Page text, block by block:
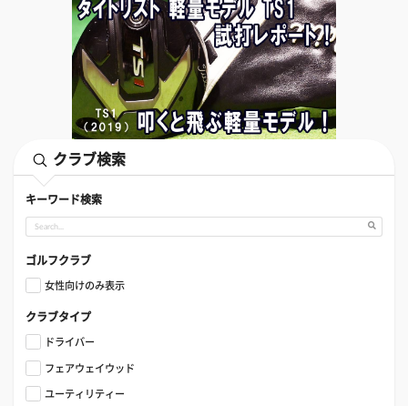
クラブ検索
キーワード検索
ゴルフクラブ
女性向けのみ表示
クラブタイプ
ドライバー
フェアウェイウッド
ユーティリティー